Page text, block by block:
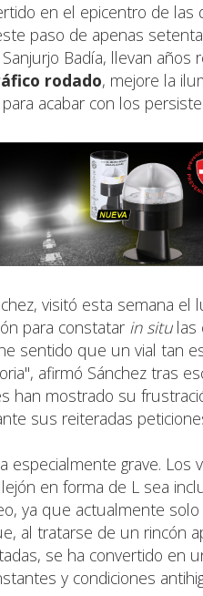
en el epicentro de las
paso de apenas
Badía, llevan años
rodado, mejore la
acabar con los
visitó esta semana el
para constatar in situlas
sentido que un vial tan
afirmó Sánchez tras
han mostrado su
sus reiteradas
grave. Los
en forma de L sea
ya que actualmente solo
al tratarse de un rincón
se ha convertido en
y condiciones